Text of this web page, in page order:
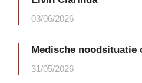
03/06/2026
Medische noodsituatie
31/05/2026